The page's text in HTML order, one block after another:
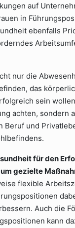
auf
in
ebenfalls
nur die
das
sein
achten, sondern
Beruf und
für den
gezielte
flexible
Auch die
kann